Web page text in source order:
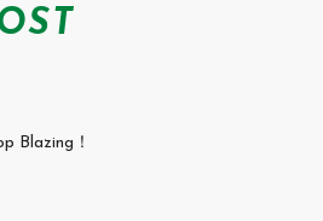
Blazing！